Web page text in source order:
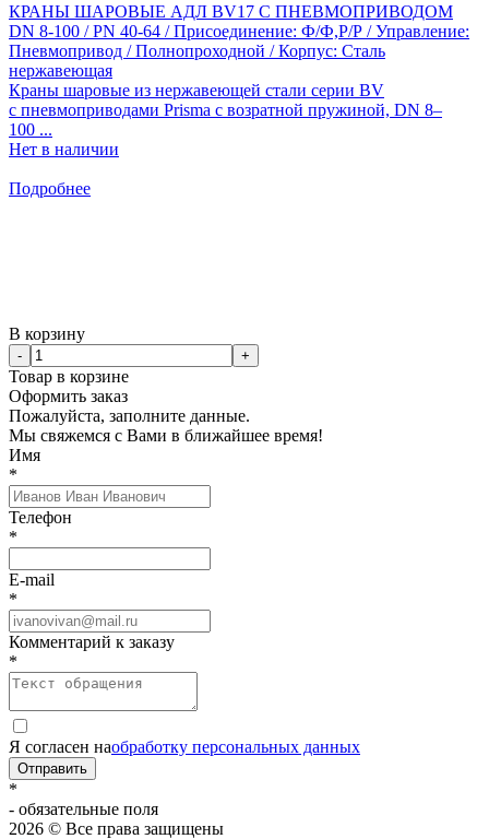
КРАНЫ ШАРОВЫЕ АДЛ BV17 С ПНЕВМОПРИВОДОМ
DN 8-100 / PN 40-64 / Присоединение: Ф/Ф,Р/Р / Управление:
Пневмопривод / Полнопроходной / Корпус: Сталь
нержавеющая
Краны шаровые из нержавеющей стали серии BV
с пневмоприводами Prisma с возратной пружиной, DN 8–
100 ...
Нет в наличии
Подробнее
В корзину
- +
Товар в корзине
Оформить заказ
Пожалуйста, заполните данные.
Мы свяжемся с Вами в ближайшее время!
Имя
*
Телефон
*
E-mail
*
Комментарий к заказу
*
Я согласен наобработку персональных данных
Отправить
*
- обязательные поля
2026 © Все права защищены